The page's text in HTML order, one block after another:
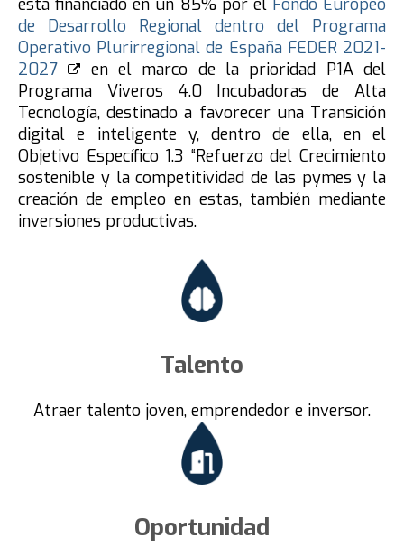
de Desarrollo Regional dentro del Programa
Operativo Plurirregional de España FEDER 2021-
2027
en el marco de la prioridad P1A del
Programa Viveros 4.0 Incubadoras de Alta
Tecnología, destinado a favorecer una Transición
digital e inteligente y, dentro de ella, en el
Objetivo Específico 1.3 “Refuerzo del Crecimiento
sostenible y la competitividad de las pymes y la
creación de empleo en estas, también mediante
inversiones productivas.
Talento
Atraer talento joven, emprendedor e inversor.
Oportunidad